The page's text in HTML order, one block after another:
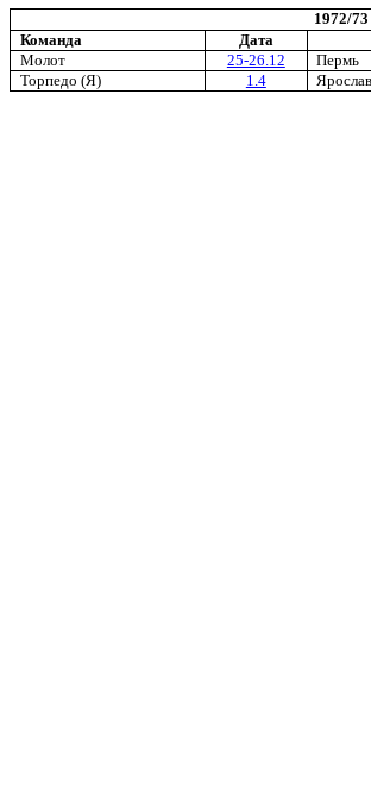
1972/
Команда
Дата
Молот
25-26.12
Пермь
Торпедо (Я)
1.4